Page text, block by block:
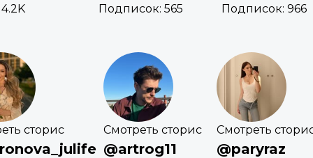
Подписок: 565
Подписок: 966
сторис Смотреть сторис
@artrog11
Смотреть
@paryraz